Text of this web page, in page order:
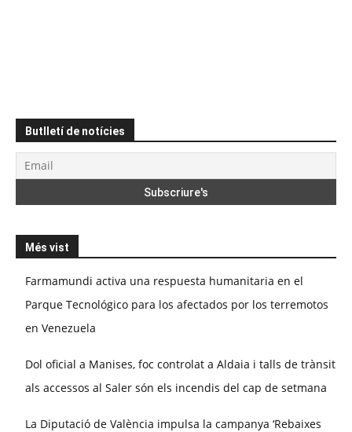
Butlletí de notícies
Més vist
Farmamundi activa una respuesta humanitaria en el
Parque Tecnológico para los afectados por los terremotos
en Venezuela
Dol oficial a Manises, foc controlat a Aldaia i talls de trànsit
als accessos al Saler són els incendis del cap de setmana
La Diputació de València impulsa la campanya ‘Rebaixes